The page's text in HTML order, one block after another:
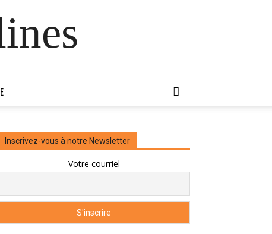
Inscrivez-vous à notre Newsletter
Votre courriel